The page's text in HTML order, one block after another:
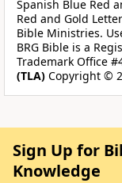
Spanish Blue Red
Red and Gold
Bible Ministries.
BRG Bible is a
Trademark Office
(TLA) Copyright ©
Sign Up for
Knowledge